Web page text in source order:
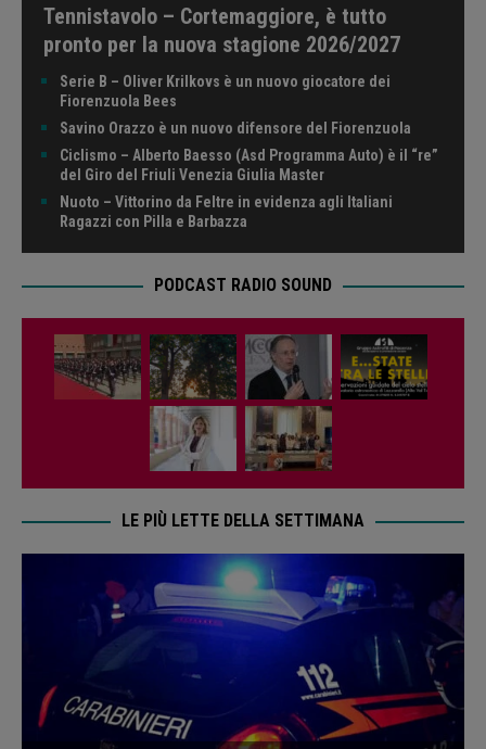
Tennistavolo – Cortemaggiore, è tutto
pronto per la nuova stagione 2026/2027
Serie B – Oliver Krilkovs è un nuovo giocatore dei
Fiorenzuola Bees
Savino Orazzo è un nuovo difensore del Fiorenzuola
Ciclismo – Alberto Baesso (Asd Programma Auto) è il “re”
del Giro del Friuli Venezia Giulia Master
Nuoto – Vittorino da Feltre in evidenza agli Italiani
Ragazzi con Pilla e Barbazza
PODCAST RADIO SOUND
LE PIÙ LETTE DELLA SETTIMANA